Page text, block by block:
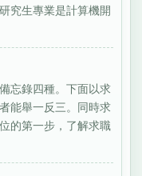
究生專業是計算機開
忘錄四種。下面以求
能舉一反三。同時求
的第一步，了解求職